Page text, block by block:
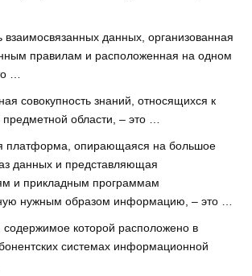
взаимосвязанных данных, организованная
правилам и расположенная на одном
…
совокупность знаний, относящихся к
предметной области, – это …
платформа, опирающаяся на большое
данных и представляющая
и прикладным программам
нужным образом информацию, – это …
содержимое которой расположено в
системах информационной